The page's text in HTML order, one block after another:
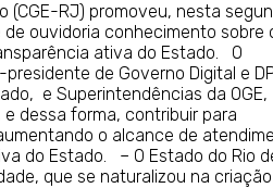
(CGE-RJ) promoveu, nesta
ouvidoria conhecimento sobre
ativa do Estado. O
de Governo Digital e
e Superintendências da OGE,
dessa forma, contribuir para
o alcance de
do Estado. – O Estado do Rio
que se naturalizou na